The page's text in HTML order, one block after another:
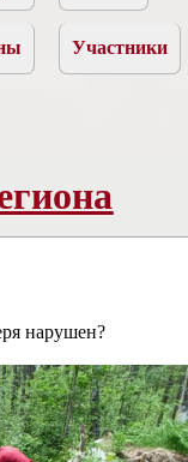
Участники
нарушен?